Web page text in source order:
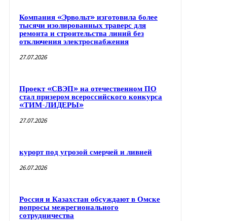
Компания «Эрвольт» изготовила более
тысячи изолированных траверс для
ремонта и строительства линий без
отключения электроснабжения
27.07.2026
Проект «СВЭП» на отечественном ПО
стал призером всероссийского конкурса
«ТИМ-ЛИДЕРЫ»
27.07.2026
курорт под угрозой смерчей и ливней
26.07.2026
Россия и Казахстан обсуждают в Омске
вопросы межрегионального
сотрудничества